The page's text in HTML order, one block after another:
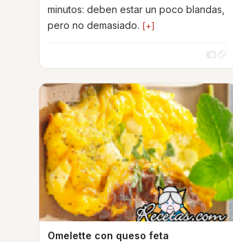
minutos: deben estar un poco blandas,
pero no demasiado. [+]
Omelette con queso feta